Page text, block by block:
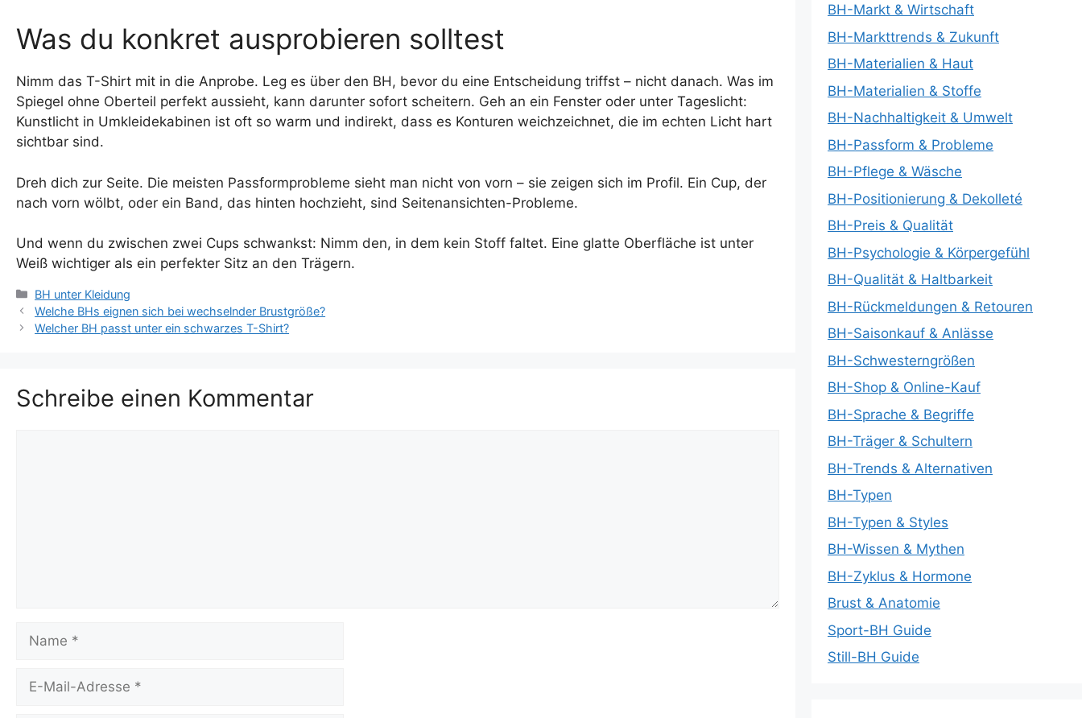
Was du konkret ausprobieren solltest
Nimm das T-Shirt mit in die Anprobe. Leg es über den BH, bevor du eine Entscheidung triffst – nicht danach. Was im
Spiegel ohne Oberteil perfekt aussieht, kann darunter sofort scheitern. Geh an ein Fenster oder unter Tageslicht:
Kunstlicht in Umkleidekabinen ist oft so warm und indirekt, dass es Konturen weichzeichnet, die im echten Licht hart
sichtbar sind.
Dreh dich zur Seite. Die meisten Passformprobleme sieht man nicht von vorn – sie zeigen sich im Profil. Ein Cup, der
nach vorn wölbt, oder ein Band, das hinten hochzieht, sind Seitenansichten-Probleme.
Und wenn du zwischen zwei Cups schwankst: Nimm den, in dem kein Stoff faltet. Eine glatte Oberfläche ist unter
Weiß wichtiger als ein perfekter Sitz an den Trägern.
Kategorien
BH unter Kleidung
Welche BHs eignen sich bei wechselnder Brustgröße?
Welcher BH passt unter ein schwarzes T-Shirt?
Schreibe einen Kommentar
Mail-
BH-Markt & Wirtschaft
BH-Markttrends & Zukunft
BH-Materialien & Haut
BH-Materialien & Stoffe
BH-Nachhaltigkeit & Umwelt
BH-Passform & Probleme
BH-Pflege & Wäsche
BH-Positionierung & Dekolleté
BH-Preis & Qualität
BH-Psychologie & Körpergefühl
BH-Qualität & Haltbarkeit
BH-Rückmeldungen & Retouren
BH-Saisonkauf & Anlässe
BH-Schwesterngrößen
BH-Shop & Online-Kauf
BH-Sprache & Begriffe
BH-Träger & Schultern
BH-Trends & Alternativen
BH-Typen
BH-Typen & Styles
BH-Wissen & Mythen
BH-Zyklus & Hormone
Brust & Anatomie
Sport-BH Guide
Still-BH Guide